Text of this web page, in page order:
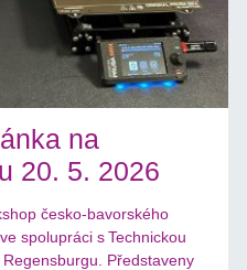
na
20. 5. 2026
česko-bavorského
spolupráci s Technickou
Představeny